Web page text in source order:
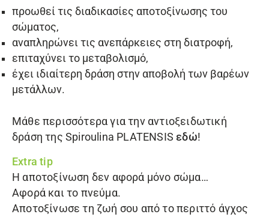
προωθεί τις διαδικασίες αποτοξίνωσης του
σώματος,
αναπληρώνει τις ανεπάρκειες στη διατροφή,
επιταχύνει το μεταβολισμό,
έχει ιδιαίτερη δράση στην αποβολή των βαρέων
μετάλλων.
Μάθε περισσότερα για την αντιοξειδωτική
δράση της Spiroulina PLATENSIS εδώ!
Extra tip
Η αποτοξίνωση δεν αφορά μόνο σώμα…
Αφορά και το πνεύμα.
Αποτοξίνωσε τη ζωή σου από το περιττό άγχος